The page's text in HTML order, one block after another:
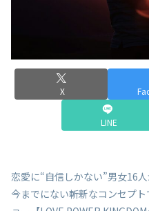
X
LINE
恋愛に“自信しかない”男女16
今までにない斬新なコンセプ